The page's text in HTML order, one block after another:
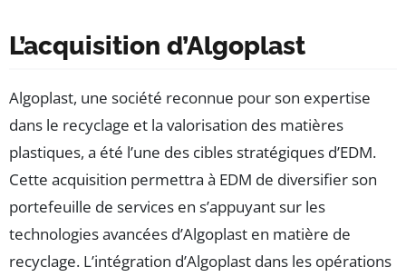
L’acquisition d’Algoplast
Algoplast, une société reconnue pour son expertise
dans le recyclage et la valorisation des matières
plastiques, a été l’une des cibles stratégiques d’EDM.
Cette acquisition permettra à EDM de diversifier son
portefeuille de services en s’appuyant sur les
technologies avancées d’Algoplast en matière de
recyclage. L’intégration d’Algoplast dans les opérations